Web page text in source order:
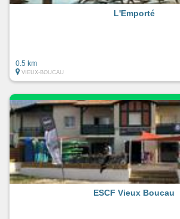
L'Emporté
0.5 km
VIEUX-BOUCAU
ESCF Vieux Boucau